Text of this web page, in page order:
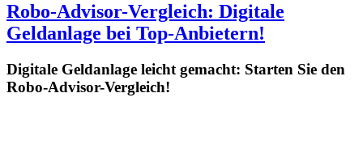
Robo-Advisor-Vergleich: Digitale
Geldanlage bei Top-Anbietern!
Digitale Geldanlage leicht gemacht: Starten Sie den
Robo-Advisor-Vergleich!